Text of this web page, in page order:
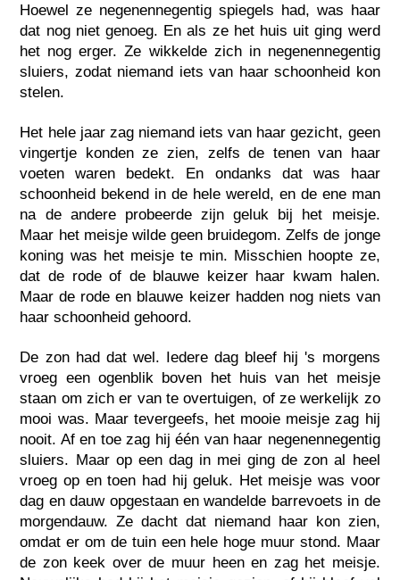
Hoewel ze negenennegentig spiegels had, was haar
dat nog niet genoeg. En als ze het huis uit ging werd
het nog erger. Ze wikkelde zich in negenennegentig
sluiers, zodat niemand iets van haar schoonheid kon
stelen.
Het hele jaar zag niemand iets van haar gezicht, geen
vingertje konden ze zien, zelfs de tenen van haar
voeten waren bedekt. En ondanks dat was haar
schoonheid bekend in de hele wereld, en de ene man
na de andere probeerde zijn geluk bij het meisje.
Maar het meisje wilde geen bruidegom. Zelfs de jonge
koning was het meisje te min. Misschien hoopte ze,
dat de rode of de blauwe keizer haar kwam halen.
Maar de rode en blauwe keizer hadden nog niets van
haar schoonheid gehoord.
De zon had dat wel. Iedere dag bleef hij 's morgens
vroeg een ogenblik boven het huis van het meisje
staan om zich er van te overtuigen, of ze werkelijk zo
mooi was. Maar tevergeefs, het mooie meisje zag hij
nooit. Af en toe zag hij één van haar negenennegentig
sluiers. Maar op een dag in mei ging de zon al heel
vroeg op en toen had hij geluk. Het meisje was voor
dag en dauw opgestaan en wandelde barrevoets in de
morgendauw. Ze dacht dat niemand haar kon zien,
omdat er om de tuin een hele hoge muur stond. Maar
de zon keek over de muur heen en zag het meisje.